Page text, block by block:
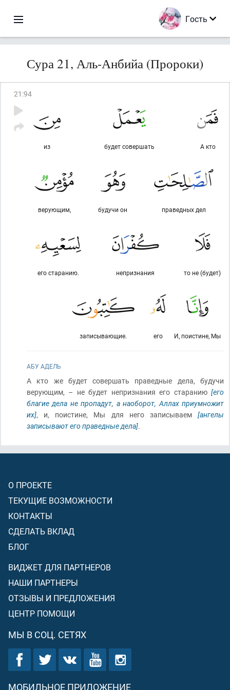
Гость
Сура 21, Аль-Анбийа (Пророки)
21 :94
А кто
будет совершать
из
праведных дел
будучи он
верующим,
то не (будет)
непризнания
его старанию.
И, поистине, Мы
его
записывающие.
АБУ АДЕЛЬ
А кто же будет совершать праведные дела, будучи
верующим, – не будет непризнания его старанию [его
благие дела не пропадут, а наоборот, Аллах приумножит
их], и, поистине, Мы для него записываем [ангелы
записывают его праведные дела].
О ПРОЕКТЕ
ТЕКУЩИЕ ВОЗМОЖНОСТИ
КОНТАКТЫ
СДЕЛАТЬ ВКЛАД
БЛОГ
ВИДЖЕТ ДЛЯ ПАРТНЕРОВ
НАШИ ПАРТНЕРЫ
ОТЗЫВЫ И ПРЕДЛОЖЕНИЯ
ЦЕНТР ПОМОЩИ
МЫ В СОЦ. СЕТЯХ
МОБИЛЬНОЕ ПРИЛОЖЕНИЕ